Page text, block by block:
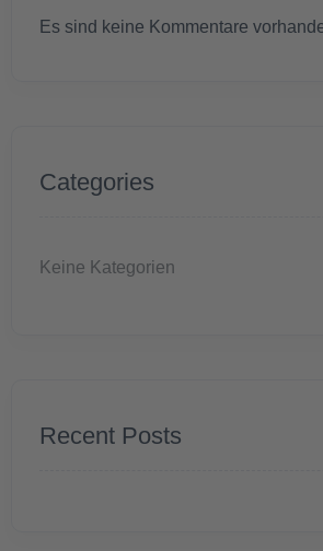
Es sind keine Kommentare
Categories
Keine Kategorien
Recent Posts